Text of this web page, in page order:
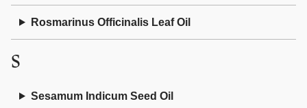
Rosmarinus Officinalis Leaf Oil
S
Sesamum Indicum Seed Oil